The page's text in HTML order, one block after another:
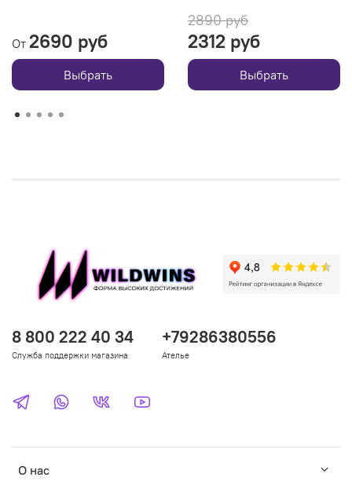
От 2690 руб
Выбрать
2890 руб
2312 руб
Выбрать
О нас
8 800 222 40 34
Служба поддержки магазина
+79286380556
Ателье